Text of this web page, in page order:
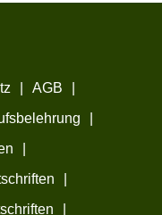
AGB